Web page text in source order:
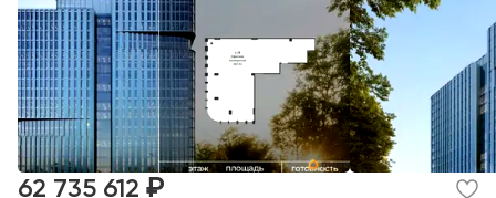
62 735 612 ₽